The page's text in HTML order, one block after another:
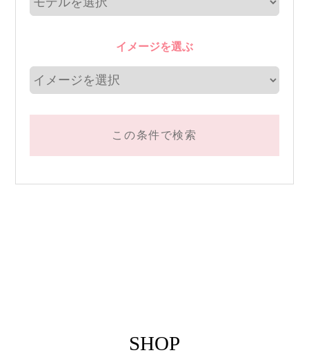
イメージを選ぶ
この条件で検索
SHOP